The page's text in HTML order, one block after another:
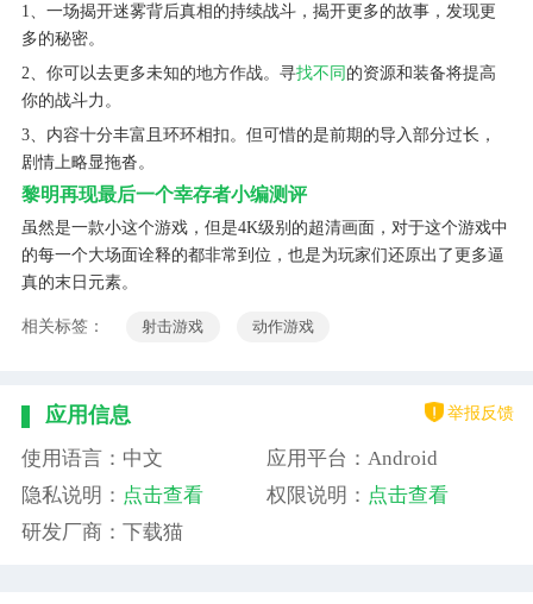
1、一场揭开迷雾背后真相的持续战斗，揭开更多的故事，发现更
多的秘密。
2、你可以去更多未知的地方作战。寻找不同 的资源和装备将提高
你的战斗力。
3、内容十分丰富且环环相扣。但可惜的是前期的导入部分过长，
剧情上略显拖沓。
黎明再现最后一个幸存者小编测评
虽然是一款小这个游戏，但是4K级别的超清画面，对于这个游戏中
的每一个大场面诠释的都非常到位，也是为玩家们还原出了更多逼
真的末日元素。
相关标签： 射击游戏 动作游戏
应用信息 举报反馈
使用语言：中文
应用平台：Android
隐私说明： 点击查看 权限说明： 点击查看
研发厂商：下载猫